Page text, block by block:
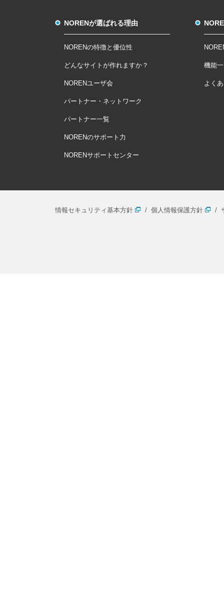
NORENが選ばれる理由
NORENの特徴と優位性
どんなサイトが作れますか？
NORENユーザ会
パートナー・ネットワーク
パートナー一覧
NORENのサポート力
NORENサポートセンター
機能
よく
情報セキュリティ基本方針 個人情報保護方針